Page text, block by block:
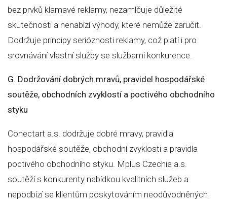
bez prvků klamavé reklamy, nezamlčuje důležité
skutečnosti a nenabízí výhody, které nemůže zaručit.
Dodržuje principy serióznosti reklamy, což platí i pro
srovnávání vlastní služby se službami konkurence.
G. Dodržování dobrých mravů, pravidel hospodářské
soutěže, obchodních zvyklostí a poctivého obchodního
styku
Conectart a.s. dodržuje dobré mravy, pravidla
hospodářské soutěže, obchodní zvyklosti a pravidla
poctivého obchodního styku. Mplus Czechia a.s.
soutěží s konkurenty nabídkou kvalitních služeb a
nepodbízí se klientům poskytováním neodůvodněných